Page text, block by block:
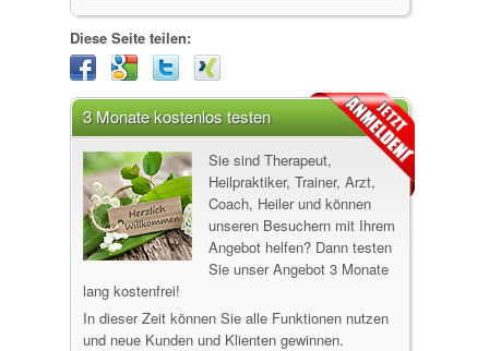
Diese Seite teilen:
3 Monate kostenlos testen
Sie sind Therapeut,
Heilpraktiker, Trainer, Arzt,
Coach, Heiler und können
unseren Besuchern mit Ihrem
Angebot helfen? Dann testen
Sie unser Angebot 3 Monate
lang kostenfrei!
In dieser Zeit können Sie alle Funktionen nutzen
und neue Kunden und Klienten gewinnen.